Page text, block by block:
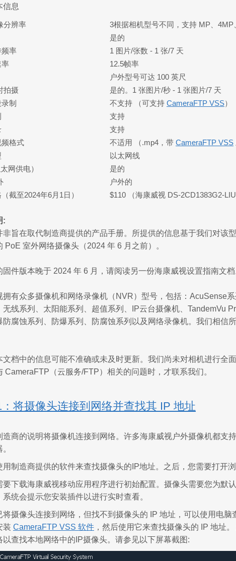
信息
分辨率
3根据相机型号不同，支持 MP、
是的
频率
1 图片/张数 - 1 张/7 天
率
12.5帧率
户外型号可达 100 英尺
拍摄
是的。1 张图片/秒 - 1 张图片/7 天
制
不支持 （可支持 CameraFTP VSS）
支持
支持
格式
不适用 （.mp4，带 CameraFTP VSS
以太网线
网供电）
是的
户外的
截至2024年6月1日）
$110 （海康威视 DS-2CD1383G2-
:
非旨在取代制造商提供的产品手册。所提供的信息基于我们对该
PoE 室外网络摄像头（2024 年 6 月之前）。
固件版本晚于 2024 年 6 月，请阅读另一份海康威视设置指南文档
拥有众多摄像机和网络录像机（NVR）型号，包括：AcuSense
无线系列、太阳能系列、超值系列、IP云台摄像机、TandemVu
防腐蚀系列、防爆系列、防腐蚀系列以及网络录像机。我们相信
文档中的信息可能不准确或未及时更新。我们尚未对相机进行全
CameraFTP（云服务/FTP）相关的问题时，才联系我们。
将摄像头连接到网络并查找其 IP 地址
造商的说明将摄像机连接到网络。许多海康威视户外摄像机都支
用制造商提供的软件来查找摄像头的IP地址。之后，您需要打开
要下载海康威视移动应用程序进行初始配置。摄像头需要您为默
系统会提示您安装插件以进行实时查看。
将摄像头连接到网络，但找不到摄像头的 IP 地址，可以使用电
装 CameraFTP VSS 软件 ，然后使用它来查找摄像头的 IP 地址
以查找本地网络中的IP摄像头。请参见以下屏幕截图: